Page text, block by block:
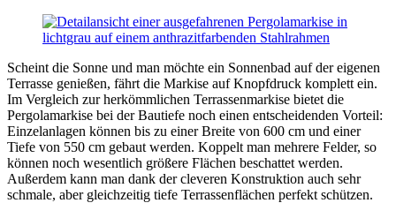
Scheint die Sonne und man möchte ein Sonnenbad auf der eigenen
Terrasse genießen, fährt die Markise auf Knopfdruck komplett ein.
Im Vergleich zur herkömmlichen Terrassenmarkise bietet die
Pergolamarkise bei der Bautiefe noch einen entscheidenden Vorteil:
Einzelanlagen können bis zu einer Breite von 600 cm und einer
Tiefe von 550 cm gebaut werden. Koppelt man mehrere Felder, so
können noch wesentlich größere Flächen beschattet werden.
Außerdem kann man dank der cleveren Konstruktion auch sehr
schmale, aber gleichzeitig tiefe Terrassenflächen perfekt schützen.